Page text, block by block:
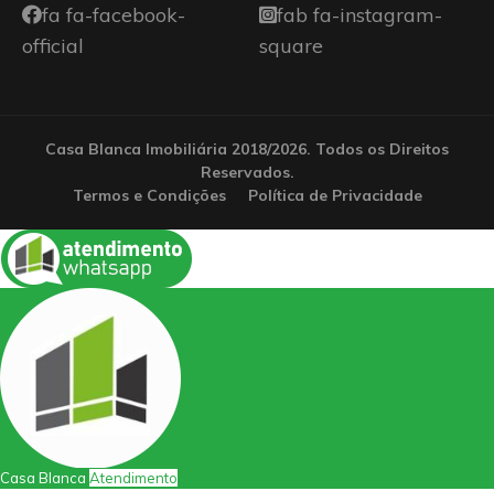
fa fa-facebook-
official
fab fa-instagram-
square
Casa Blanca Imobiliária 2018/2026. Todos os Direitos
Reservados.
Termos e Condições
Política de Privacidade
Casa Blanca Atendimento